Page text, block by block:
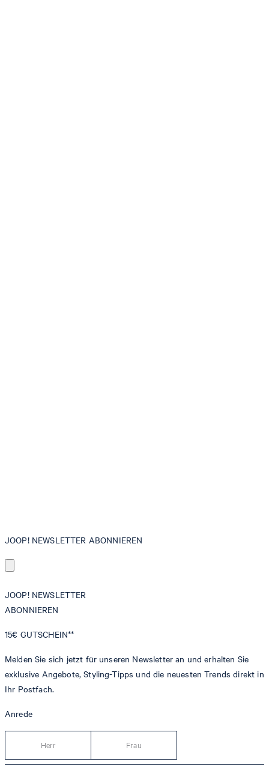
JOOP! NEWSLETTER ABONNIEREN
JOOP! NEWSLETTER
ABONNIEREN
15€ GUTSCHEIN**
Melden Sie sich jetzt für unseren Newsletter an und erhalten Sie
exklusive Angebote, Styling-Tipps und die neuesten Trends direkt in
Ihr Postfach.
Anrede
Herr Frau